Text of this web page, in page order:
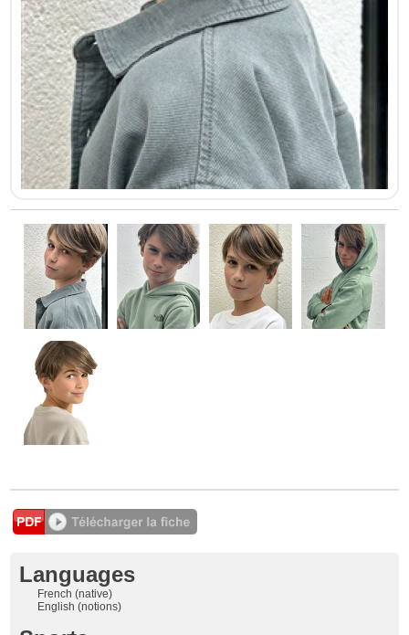
Languages
French (native)
English (notions)